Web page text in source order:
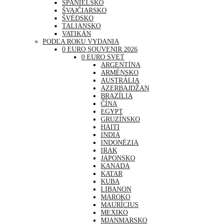
ŠPANIELSKO
ŠVAJČIARSKO
ŠVÉDSKO
TALIANSKO
VATIKÁN
PODĽA ROKU VYDANIA
0 EURO SOUVENIR 2026
0 EURO SVET
ARGENTÍNA
ARMÉNSKO
AUSTRÁLIA
AZERBAJDŽAN
BRAZÍLIA
ČÍNA
EGYPT
GRUZÍNSKO
HAITI
INDIA
INDONÉZIA
IRAK
JAPONSKO
KANADA
KATAR
KUBA
LIBANON
MAROKO
MAURÍCIUS
MEXIKO
MJANMARSKO